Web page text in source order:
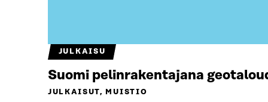
JULKAISU
Suomi pelinrakentajana
JULKAISUT, MUISTIO